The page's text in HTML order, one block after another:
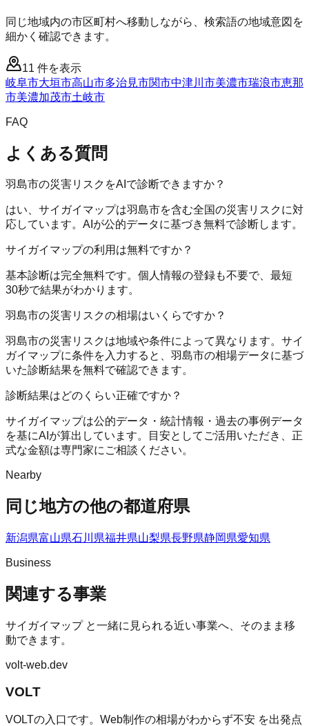
同じ地域内の市区町村へ移動しながら、検索語の地域意図を
細かく確認できます。
11 件を表示
岐阜市大垣市高山市多治見市関市中津川市美濃市瑞浪市恵那
市美濃加茂市土岐市
FAQ
よくある質問
羽島市の災害リスクをAIで診断できますか？
はい、サイガイマップは羽島市を含む全国の災害リスクに対
応しています。AIが公的データに基づき無料で診断します。
サイガイマップの利用は無料ですか？
基本診断は完全無料です。個人情報の登録も不要で、最短
30秒で結果がわかります。
羽島市の災害リスクの相場はいくらですか？
羽島市の災害リスクは地域や条件によって異なります。サイ
ガイマップに条件を入力すると、羽島市の相場データに基づ
いた診断結果を無料で確認できます。
診断結果はどのくらい正確ですか？
サイガイマップは公的データ・統計情報・過去の事例データ
を基にAIが算出しています。目安としてご活用いただき、正
式な金額は専門家にご相談ください。
Nearby
同じ地方の他の都道府県
新潟県富山県石川県福井県山梨県長野県静岡県愛知県
Business
関連する事業
サイガイマップと一緒に見られる近い事業へ、そのまま移
動できます。
volt-web.dev
VOLT
VOLTの入口です。Web制作の相場がわからず不安 を出発点